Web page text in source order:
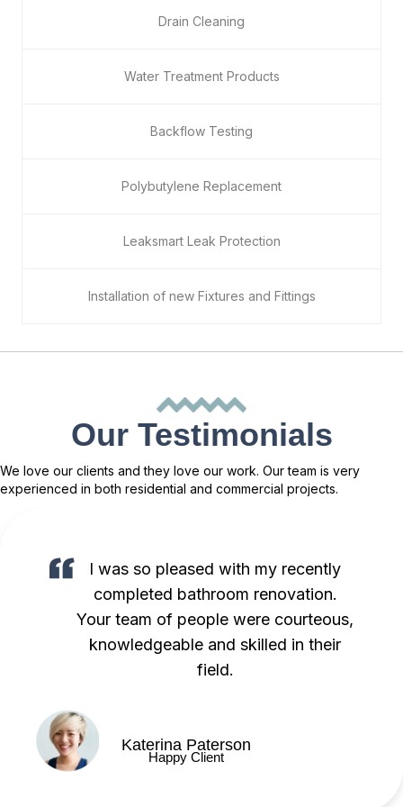
Drain Cleaning
Water Treatment Products
Backflow Testing
Polybutylene Replacement
Leaksmart Leak Protection
Installation of new Fixtures and Fittings
Our Testimonials
We love our clients and they love our work. Our team is very
experienced in both residential and commercial projects.
I was so pleased with my recently
completed bathroom renovation.
Your team of people were courteous,
knowledgeable and skilled in their
field.
Katerina Paterson
Happy Client